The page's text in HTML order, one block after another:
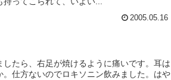
2005.05.16
たら、右足が焼けるように痛いです。耳は
仕方ないのでロキソニン飲みました。はや